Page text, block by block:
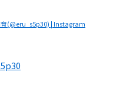
(@eru_s5p30) | Instagram